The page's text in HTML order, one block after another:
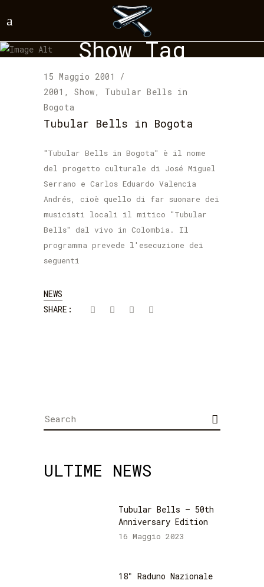
Show Tag
15 Maggio 2001
2001 ,Show, Tubular Bells in
Bogota
Tubular Bells in Bogota
"Tubular Bells in Bogota" è il nome
del progetto culturale di José Miguel
Serrano e Carlos Eduardo Valencia
Andrés, cioè quello di far suonare dei
musicisti locali il mitico "Tubular
Bells" dal vivo in Colombia. Il
programma prevede l'esecuzione dei
seguenti
NEWS
SHARE:
Search
for:
ULTIME NEWS
Tubular Bells – 50th
Anniversary Edition
16 Maggio 2023
18° Raduno Nazionale